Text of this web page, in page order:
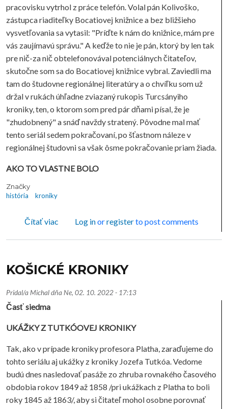
pracovisku vytrhol z práce telefón. Volal pán Kolivoško,
zástupca riaditeľky Bocatiovej knižnice a bez bližšieho
vysvetľovania sa vytasil: "Príďte k nám do knižnice, mám pre
vás zaujímavú správu." A keďže to nie je pán, ktorý by len tak
pre nič-za nič obtelefonovával potenciálnych čitateľov,
skutočne som sa do Bocatiovej knižnice vybral. Zaviedli ma
tam do študovne regionálnej literatúry a o chvíľku som už
držal v rukách úhľadne zviazaný rukopis Turcsányiho
kroniky, ten, o ktorom som pred pár dňami písal, že je
"zhudobnený" a snáď navždy stratený. Pôvodne mal mať
tento seriál sedem pokračovaní, po šťastnom náleze v
regionálnej študovni sa však ôsme pokračovanie priam žiada.
AKO TO VLASTNE BOLO
Značky
história
kroniky
Čítať viaco KOŠICKÉ KRONIKY
Log inorregisterto post comments
KOŠICKÉ KRONIKY
Pridal/a Michaldňa Ne, 02. 10. 2022 - 17:13
Časť siedma
UKÁŽKY Z TUTKÓOVEJ KRONIKY
Tak, ako v prípade kroniky profesora Platha, zaraďujeme do
tohto seriálu aj ukážky z kroniky Jozefa Tutkóa. Vedome
budú dnes nasledovať pasáže zo zhruba rovnakého časového
obdobia rokov 1849 až 1858 /pri ukážkach z Platha to boli
roky 1845 až 1863/, aby si čitateľ mohol osobne porovnať